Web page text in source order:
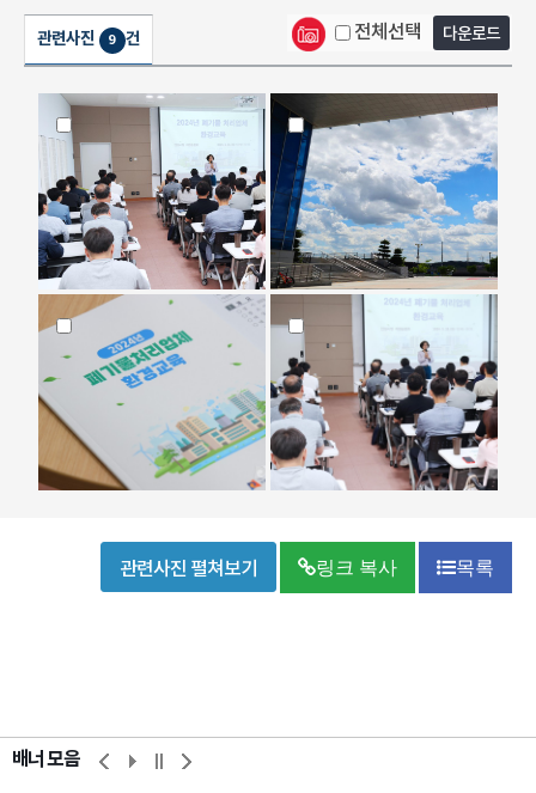
관련사진 9 건 전체선택 다운로드
관련사진 펼쳐보기 링크 복사 목록
배너 모음